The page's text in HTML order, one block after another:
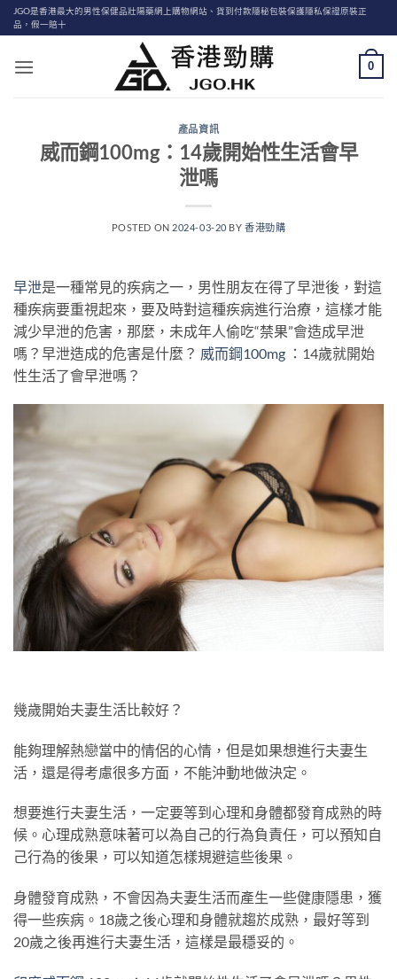
Skip
to
JGO是香港最大的男性保健品壯陽藥網上購物網站、貨到付款隱秘包裝保護隱私保證原裝正
品，假一賠十
0
產品資訊
威而鋼100mg：14歲開始性生活會早
泄嗎
POSTED ON 2024-03-20 BY香港勁購
早泄是一種常見的疾病之一，男性朋友在得了早泄後，對這
種疾病要重視起來，要及時對這種疾病進行治療，這樣才能
減少早泄的危害，那麼，未成年人偷吃“禁果”會造成早泄
嗎？早泄造成的危害是什麼？ 威而鋼100mg ：14歲就開始
性生活了會早泄嗎？
幾歲開始夫妻生活比較好？
能夠理解熱戀當中的情侶的心情，但是如果想進行夫妻生
活，還是得考慮很多方面，不能沖動地做決定。
想要進行夫妻生活，一定要等到心理和身體都發育成熟的時
候。心理成熟意味著可以為自己的行為負責任，可以預知自
己行為的後果，可以知道怎樣規避這些後果。
身體發育成熟，不會因為夫妻生活而產生一些健康隱患，獲
得一些疾病。18歲之後心理和身體就趨於成熟，最好等到
20歲之後再進行夫妻生活，這樣是最穩妥的。